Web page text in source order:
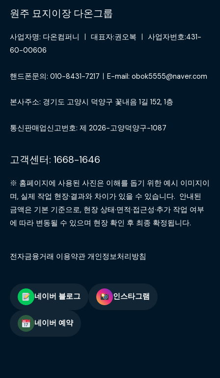
원주 묘지이장 다온그룹
사업자명: 다온컴퍼니 ㅣ 대표자:권오복 ㅣ 사업자번호:431-
60-00606
핸드폰문의: 010-8431-7217ㅣE-mail: obok5555@naver.com
본사주소: 경기도 고양시 덕양구 꽃내음 1길 152, 1층
통신판매업신고번호: 제 2026-고양덕양구-1087
고객센터: 1668-1646
※ 홈페이지에 사용된 사진은 이해를 돕기 위한 예시 이미지이
며, 실제 작업 현장·결과와 차이가 있을 수 있습니다. 안내된
금액은 기본 기준으로, 현장 상태·면적·접근성·추가 작업 여부
에 따라 변동될 수 있으며 현장 확인 후 최종 확정됩니다.
전자금융거래 이용약관 개인정보처리방침
네이버 블로그 인스타그램
네이버 예약